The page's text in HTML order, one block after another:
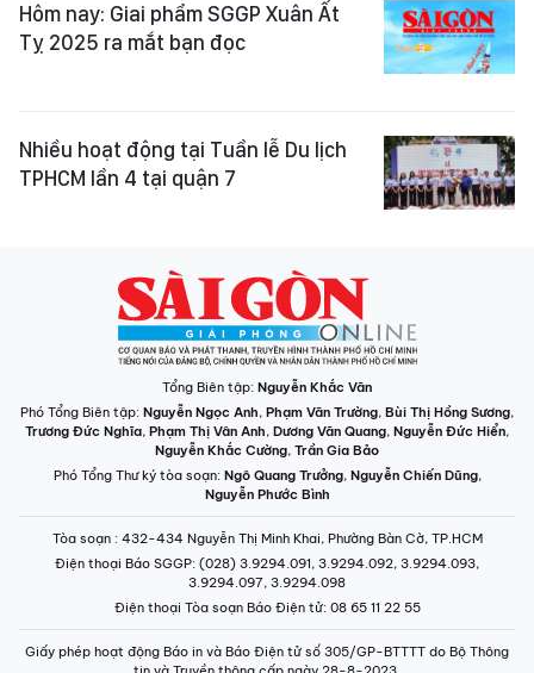
Hôm nay: Giai phẩm SGGP Xuân Ất
Tỵ 2025 ra mắt bạn đọc
Nhiều hoạt động tại Tuần lễ Du lịch
TPHCM lần 4 tại quận 7
Tổng Biên tập: Nguyễn Khắc Văn
Phó Tổng Biên tập: Nguyễn Ngọc Anh, Phạm Văn Trường, Bùi Thị Hồng Sương,
Trương Đức Nghĩa, Phạm Thị Vân Anh, Dương Văn Quang, Nguyễn Đức Hiển,
Nguyễn Khắc Cường, Trần Gia Bảo
Phó Tổng Thư ký tòa soạn: Ngô Quang Trưởng, Nguyễn Chiến Dũng,
Nguyễn Phước Bình
Tòa soạn : 432-434 Nguyễn Thị Minh Khai, Phường Bàn Cờ, TP.HCM
Điện thoại Báo SGGP: (028) 3.9294.091, 3.9294.092, 3.9294.093,
3.9294.097, 3.9294.098
Điện thoại Tòa soạn Báo Điện tử: 08 65 11 22 55
Giấy phép hoạt động Báo in và Báo Điện tử số 305/GP-BTTTT do Bộ Thông